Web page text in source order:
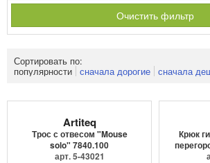
Очистить фильтр
Сортировать по:
популярности сначала дорогие сначала
Artiteq
Трос с отвесом "Mouse
solo" 7840.100
арт. 5-43021
Крюк